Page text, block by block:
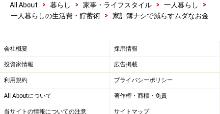
All About > 暮らし > 家事・ライフスタイル > 一人暮らし
>
一人暮らしの生活費・貯蓄術
> 家計簿ナシで減らすムダなお金
会社概要 採用情報
投資家情報 広告掲載
利用規約 プライバシーポリシー
All Aboutについて 著作権・商標・免責
当サイトの情報についての注意 サイトマップ